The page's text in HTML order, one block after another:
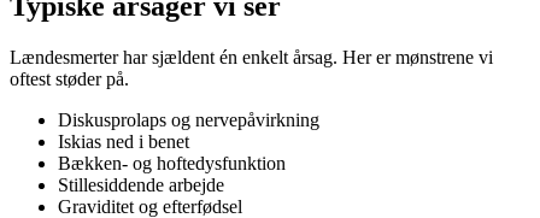
Typiske årsager vi ser
Lændesmerter har sjældent én enkelt årsag. Her er mønstrene vi
oftest støder på.
Diskusprolaps og nervepåvirkning
Iskias ned i benet
Bækken- og hoftedysfunktion
Stillesiddende arbejde
Graviditet og efterfødsel